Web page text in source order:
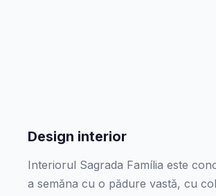
Design interior
Interiorul Sagrada Família este
a semăna cu o pădure vastă, cu